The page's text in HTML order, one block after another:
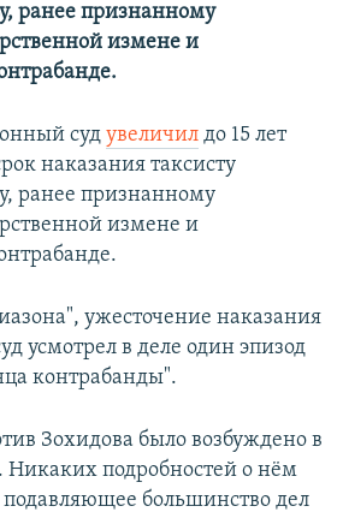
ранее признанному
измене и
суд увеличил до 15 лет
наказания таксисту
ранее признанному
измене и
ужесточение наказания
усмотрел в деле один эпизод
контрабанды".
Зохидова было возбуждено в
Никаких подробностей о нём
подавляющее большинство дел